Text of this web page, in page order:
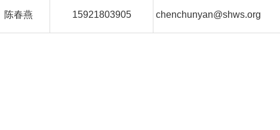
陈春燕 15921803905 chenchunyan@shws.org